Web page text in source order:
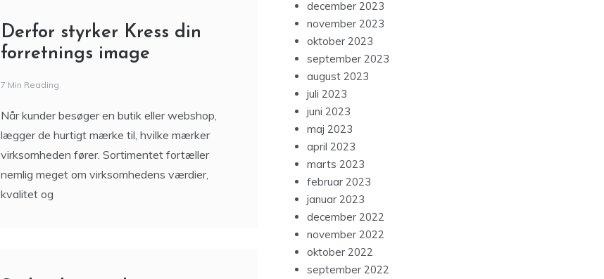
Derfor styrker Kress din
forretnings image
7 Min Reading
Når kunder besøger en butik eller webshop,
lægger de hurtigt mærke til, hvilke mærker
virksomheden fører. Sortimentet fortæller
nemlig meget om virksomhedens værdier,
kvalitet og
december 2023
november 2023
oktober 2023
september 2023
august 2023
juli 2023
juni 2023
maj 2023
april 2023
marts 2023
februar 2023
januar 2023
december 2022
november 2022
oktober 2022
september 2022